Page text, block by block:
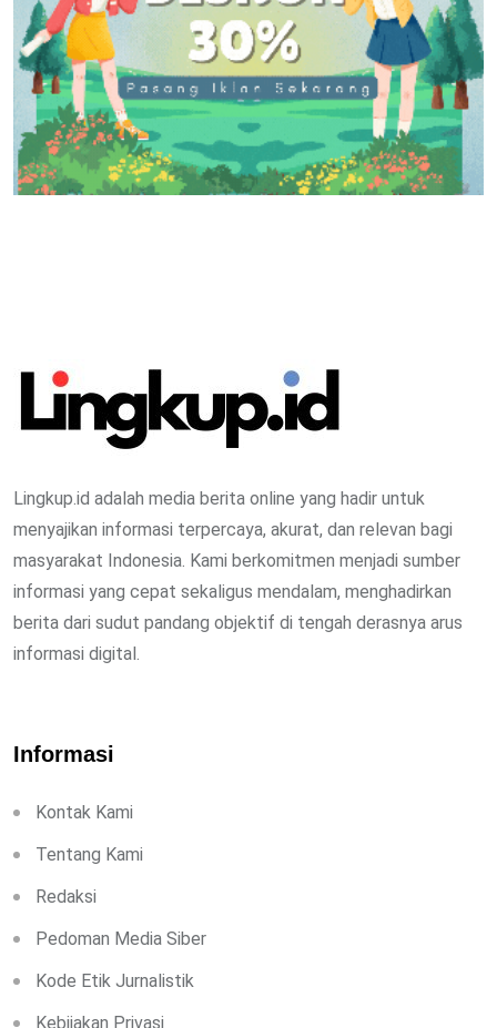
Lingkup.id adalah media berita online yang hadir untuk
menyajikan informasi terpercaya, akurat, dan relevan bagi
masyarakat Indonesia. Kami berkomitmen menjadi sumber
informasi yang cepat sekaligus mendalam, menghadirkan
berita dari sudut pandang objektif di tengah derasnya arus
informasi digital.
Informasi
Kontak Kami
Tentang Kami
Redaksi
Pedoman Media Siber
Kode Etik Jurnalistik
Kebijakan Privasi